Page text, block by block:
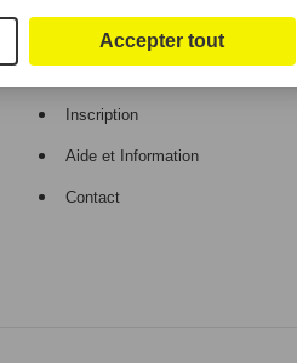
Espace Pro
Inscription
Aide et Information
Contact
Accepter tout